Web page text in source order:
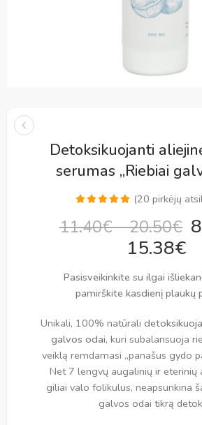
Detoksikuojanti
serumas ,,Riebiai
5.00 iš 5
(20 pirkėjų
11.40€–20.50€
15.38€
Pasisveikinkite su ilgai
pamirškite kasdienį plaukų
Unikali, 100% natūrali
galvos odai, kuri subalansuoja
veiklą remdamasi „panašus gydo
Net 7 lengvų augalinių ir eterinių
giliai valo folikulus, neapsunkina
galvos odai tikrą